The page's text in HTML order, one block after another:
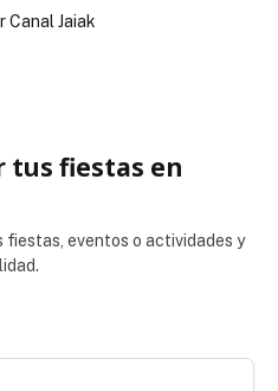
tus fiestas en
fiestas, eventos o actividades y